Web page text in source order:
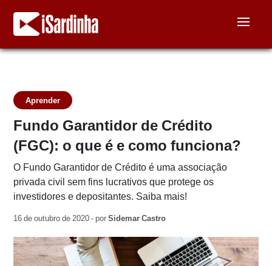
Aprender
Fundo Garantidor de Crédito
(FGC): o que é e como funciona?
O Fundo Garantidor de Crédito é uma associação
privada civil sem fins lucrativos que protege os
investidores e depositantes. Saiba mais!
16 de outubro de 2020 - porSidemar Castro